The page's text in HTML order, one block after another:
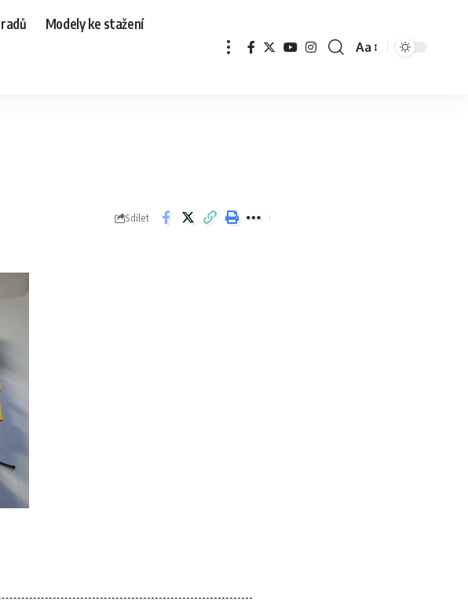
Modely ke stažení
Aa
Sdílet